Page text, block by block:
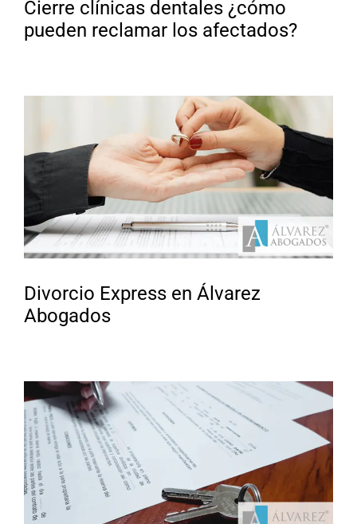
Cierre clínicas dentales ¿cómo
pueden reclamar los afectados?
Divorcio Express en Álvarez
Abogados